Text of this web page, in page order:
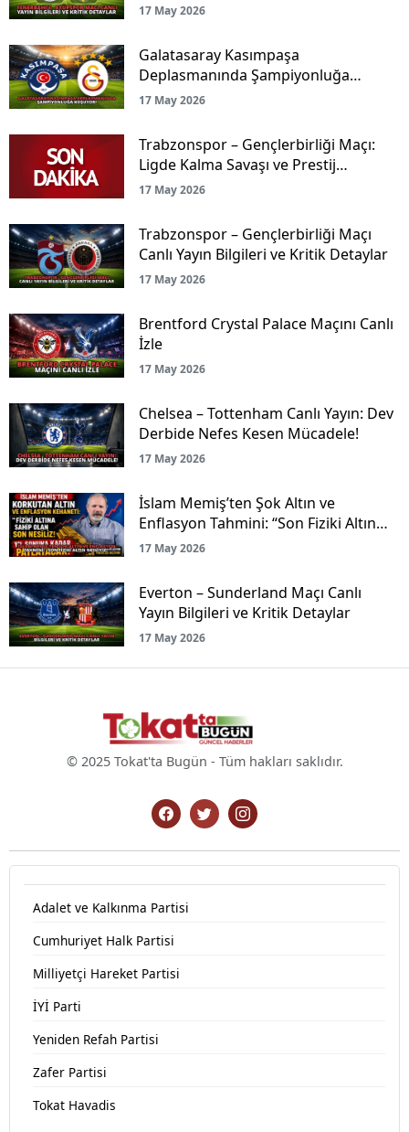
17 May 2026
Galatasaray Kasımpaşa
Deplasmanında Şampiyonluğa
Koşuyor!
17 May 2026
Trabzonspor – Gençlerbirliği Maçı:
Ligde Kalma Savaşı ve Prestij
Mücadelesi Canlı Yayınla Ekranlarda!
17 May 2026
Trabzonspor – Gençlerbirliği Maçı
Canlı Yayın Bilgileri ve Kritik Detaylar
17 May 2026
Brentford Crystal Palace Maçını Canlı
İzle
17 May 2026
Chelsea – Tottenham Canlı Yayın: Dev
Derbide Nefes Kesen Mücadele!
17 May 2026
İslam Memiş’ten Şok Altın ve
Enflasyon Tahmini: “Son Fiziki Altın
Nesliyiz!”
17 May 2026
Everton – Sunderland Maçı Canlı
Yayın Bilgileri ve Kritik Detaylar
17 May 2026
© 2025 Tokat'ta Bugün - Tüm hakları saklıdır.
Adalet ve Kalkınma Partisi
Cumhuriyet Halk Partisi
Milliyetçi Hareket Partisi
İYİ Parti
Yeniden Refah Partisi
Zafer Partisi
Tokat Havadis